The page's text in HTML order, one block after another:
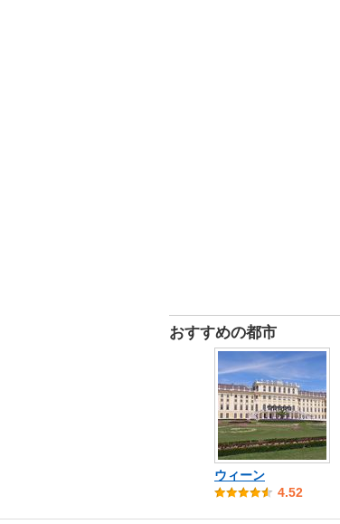
おすすめの都市
ウィーン
4.52